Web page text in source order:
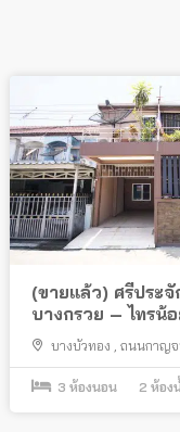
(ขายแล้ว) ศรีประ
บางกรวย – ไทรน้
พร้อมอยู่
บางบัวทอง ถนนกาญจ
บางกรวย ไทรน้อย , ไทรน้อ
3 ห้องนอน 2 ห้อง